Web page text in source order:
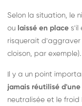
Selon la situation, le
ou laissé en place s'il
risquerait d'aggraver
cloison, par exemple).
Il y a un point
jamais réutilisé
neutralisée et le froid